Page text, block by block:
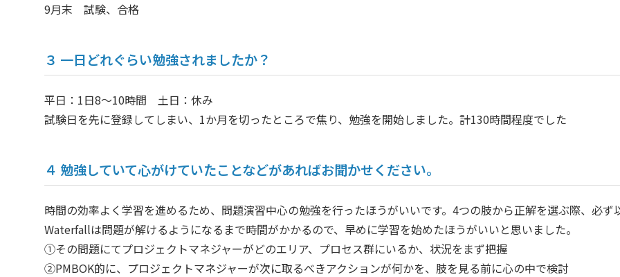
9月末 試験、合格
３ 一日どれぐらい勉強されましたか？
平日：1日8～10時間 土日：休み
試験日を先に登録してしまい、1か月を切ったところで焦り、勉強を開始しました。計130時間程度でした
４ 勉強していて心がけていたことなどがあればお聞かせください。
時間の効率よく学習を進めるため、問題演習中心の勉強を行ったほうがいいです。4つの肢から正解を選ぶ際、必ず
Waterfallは問題が解けるようになるまで時間がかかるので、早めに学習を始めたほうがいいと思いました。
①その問題にてプロジェクトマネジャーがどのエリア、プロセス群にいるか、状況をまず把握
②PMBOK的に、プロジェクトマネジャーが次に取るべきアクションが何かを、肢を見る前に心の中で検討